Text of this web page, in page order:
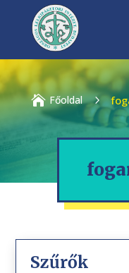
 Főoldal 5
Szűrők